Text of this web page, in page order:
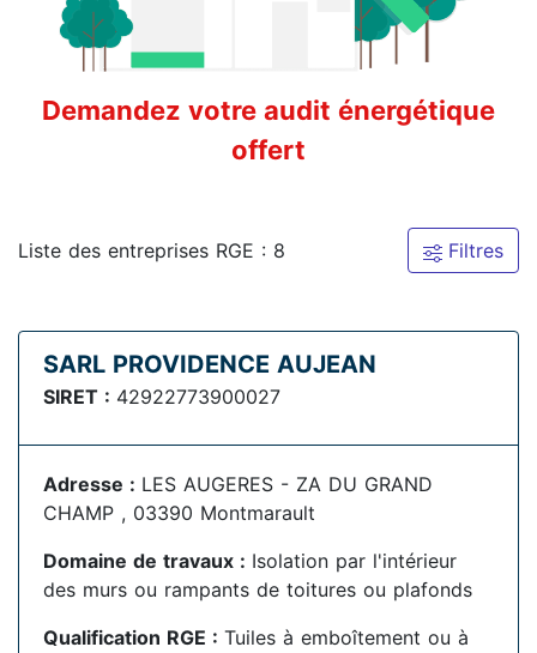
Demandez votre audit énergétique
offert
Liste des entreprises RGE : 8 Filtres
SARL PROVIDENCE AUJEAN
SIRET : 42922773900027
Adresse : LES AUGERES - ZA DU GRAND
CHAMP , 03390 Montmarault
Domaine de travaux : Isolation par l'intérieur
des murs ou rampants de toitures ou plafonds
Qualification RGE : Tuiles à emboîtement ou à